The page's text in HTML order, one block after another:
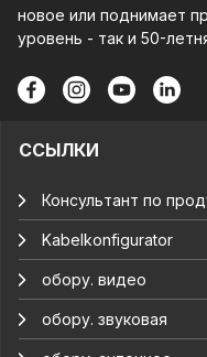
новое или поднимает
уровень - так и 50-
ССЫЛКИ
Консультант по
Kabelkonfigurator
обору. видео
обору. звуковая